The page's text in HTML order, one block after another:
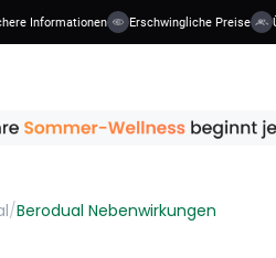
Informationen Erschwingliche Preise
/Berodual Nebenwirkungen